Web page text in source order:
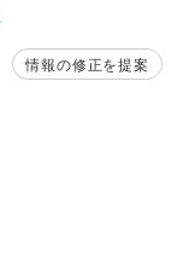
情報の修正を提案